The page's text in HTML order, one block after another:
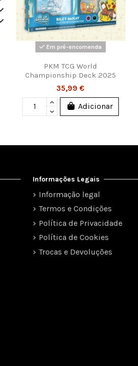
Em pré-encomenda
PKM TCG World
Championship Deck 2025
35,99 €
Adicionar
Informações Legais
Informação legal
Termos e Condições
Política de Privacidade
Política de Cookies
Trocas e Devoluções